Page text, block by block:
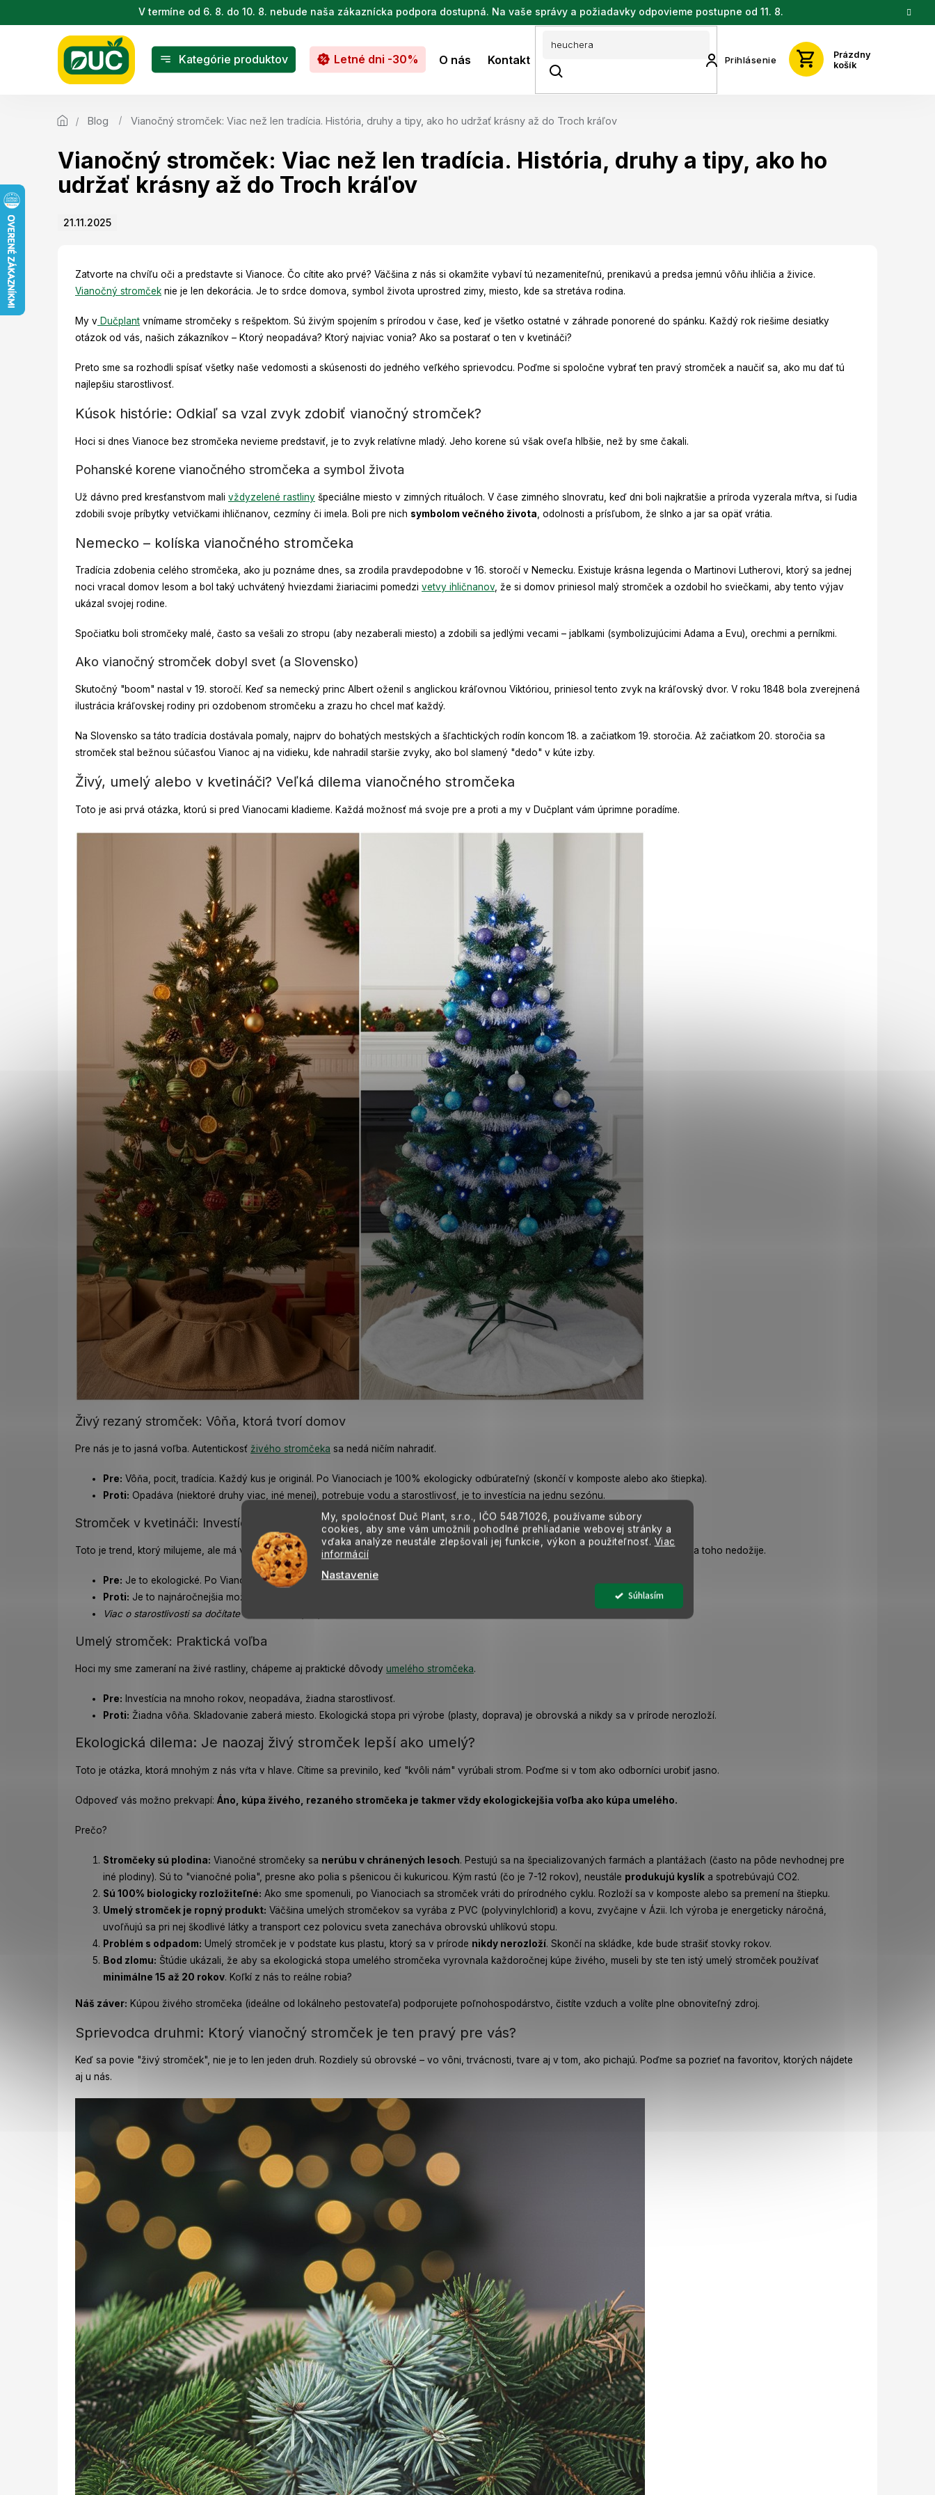
My, spoločnosť Duč Plant, s.r.o., IČO 54871026, používame súbory
cookies, aby sme vám umožnili pohodlné prehliadanie webovej stránky a
vďaka analýze neustále zlepšovali jej funkcie, výkon a použiteľnosť. Viac
informácií
Nastavenie
Súhlasím
na
V termíne od 6. 8. do 10. 8. nebude naša zákaznícka podpora dostupná. Na vaše správy a požiadavky odpovieme postupne od 11. 8.
Prihlásenie
Prázdny
košík
Kategórie produktov Letné dni -30% O nás Kontakt
Blog Vianočný stromček: Viac než len tradícia. História, druhy a tipy, ako ho udržať krásny až do Troch kráľov
Vianočný stromček: Viac než len tradícia. História, druhy a tipy, ako ho
udržať krásny až do Troch kráľov
21.11.2025
Zatvorte na chvíľu oči a predstavte si Vianoce. Čo cítite ako prvé? Väčšina z nás si okamžite vybaví tú nezameniteľnú, prenikavú a predsa jemnú vôňu ihličia a živice.
Vianočný stromček nie je len dekorácia. Je to srdce domova, symbol života uprostred zimy, miesto, kde sa stretáva rodina.
My v Dučplant vnímame stromčeky s rešpektom. Sú živým spojením s prírodou v čase, keď je všetko ostatné v záhrade ponorené do spánku. Každý rok riešime desiatky
otázok od vás, našich zákazníkov – Ktorý neopadáva? Ktorý najviac vonia? Ako sa postarať o ten v kvetináči?
Preto sme sa rozhodli spísať všetky naše vedomosti a skúsenosti do jedného veľkého sprievodcu. Poďme si spoločne vybrať ten pravý stromček a naučiť sa, ako mu dať tú
najlepšiu starostlivosť.
Kúsok histórie: Odkiaľ sa vzal zvyk zdobiť vianočný stromček?
Hoci si dnes Vianoce bez stromčeka nevieme predstaviť, je to zvyk relatívne mladý. Jeho korene sú však oveľa hlbšie, než by sme čakali.
Pohanské korene vianočného stromčeka a symbol života
Už dávno pred kresťanstvom mali vždyzelené rastliny špeciálne miesto v zimných rituáloch. V čase zimného slnovratu, keď dni boli najkratšie a príroda vyzerala mŕtva, si ľudia
zdobili svoje príbytky vetvičkami ihličnanov, cezmíny či imela. Boli pre nich symbolom večného života , odolnosti a prísľubom, že slnko a jar sa opäť vrátia.
Nemecko – kolíska vianočného stromčeka
Tradícia zdobenia celého stromčeka, ako ju poznáme dnes, sa zrodila pravdepodobne v 16. storočí v Nemecku. Existuje krásna legenda o Martinovi Lutherovi, ktorý sa jednej
noci vracal domov lesom a bol taký uchvátený hviezdami žiariacimi pomedzi vetvy ihličnanov, že si domov priniesol malý stromček a ozdobil ho sviečkami, aby tento výjav
ukázal svojej rodine.
Spočiatku boli stromčeky malé, často sa vešali zo stropu (aby nezaberali miesto) a zdobili sa jedlými vecami – jablkami (symbolizujúcimi Adama a Evu), orechmi a perníkmi.
Ako vianočný stromček dobyl svet (a Slovensko)
Skutočný "boom" nastal v 19. storočí. Keď sa nemecký princ Albert oženil s anglickou kráľovnou Viktóriou, priniesol tento zvyk na kráľovský dvor. V roku 1848 bola zverejnená
ilustrácia kráľovskej rodiny pri ozdobenom stromčeku a zrazu ho chcel mať každý.
Na Slovensko sa táto tradícia dostávala pomaly, najprv do bohatých mestských a šľachtických rodín koncom 18. a začiatkom 19. storočia. Až začiatkom 20. storočia sa
stromček stal bežnou súčasťou Vianoc aj na vidieku, kde nahradil staršie zvyky, ako bol slamený "dedo" v kúte izby.
Živý, umelý alebo v kvetináči? Veľká dilema vianočného stromčeka
Toto je asi prvá otázka, ktorú si pred Vianocami kladieme. Každá možnosť má svoje pre a proti a my v Dučplant vám úprimne poradíme.
Živý rezaný stromček: Vôňa, ktorá tvorí domov
Pre nás je to jasná voľba. Autentickosť živého stromčeka sa nedá ničím nahradiť.
Pre: Vôňa, pocit, tradícia. Každý kus je originál. Po Vianociach je 100% ekologicky odbúrateľný (skončí v komposte alebo ako štiepka).
Proti: Opadáva (niektoré druhy viac, iné menej), potrebuje vodu a starostlivosť, je to investícia na jednu sezónu.
Stromček v kvetináči: Investícia do budúcnosti (s pravidlami)
Toto je trend, ktorý milujeme, ale má veľa úskalí. Ľudia si kúpiastromček v kvetináči s vidinou, že ho na jar vysadia do záhrady, no často sa toho nedožije.
Pre: Je to ekologické. Po Vianociach máte novú rastlinu do záhrady.
Proti: Je to najnáročnejšia možnosť. Vyžaduje prísnu aklimatizáciu, nemôže byť dlho v teple a je s ním fyzicky ťažká manipulácia.
Viac o starostlivosti sa dočítate v samostatnej kapitole nižšie!
Umelý stromček: Praktická voľba
Hoci my sme zameraní na živé rastliny, chápeme aj praktické dôvody umelého stromčeka.
Pre: Investícia na mnoho rokov, neopadáva, žiadna starostlivosť.
Proti: Žiadna vôňa. Skladovanie zaberá miesto. Ekologická stopa pri výrobe (plasty, doprava) je obrovská a nikdy sa v prírode nerozloží.
Ekologická dilema: Je naozaj živý stromček lepší ako umelý?
Toto je otázka, ktorá mnohým z nás vŕta v hlave. Cítime sa previnilo, keď "kvôli nám" vyrúbali strom. Poďme si v tom ako odborníci urobiť jasno.
Odpoveď vás možno prekvapí: Áno, kúpa živého, rezaného stromčeka je takmer vždy ekologickejšia voľba ako kúpa umelého.
Prečo?
Stromčeky sú plodina: Vianočné stromčeky sa nerúbu v chránených lesoch. Pestujú sa na špecializovaných farmách a plantážach (často na pôde nevhodnej pre
iné plodiny). Sú to "vianočné polia", presne ako polia s pšenicou či kukuricou. Kým rastú (čo je 7-12 rokov), neustále produkujú kyslík a spotrebúvajú CO2.
Sú 100% biologicky rozložiteľné: Ako sme spomenuli, po Vianociach sa stromček vráti do prírodného cyklu. Rozloží sa v komposte alebo sa premení na štiepku.
Umelý stromček je ropný produkt: Väčšina umelých stromčekov sa vyrába z PVC (polyvinylchlorid) a kovu, zvyčajne v Ázii. Ich výroba je energeticky náročná,
uvoľňujú sa pri nej škodlivé látky a transport cez polovicu sveta zanecháva obrovskú uhlíkovú stopu.
Problém s odpadom: Umelý stromček je v podstate kus plastu, ktorý sa v prírode nikdy nerozloží. Skončí na skládke, kde bude strašiť stovky rokov.
Bod zlomu: Štúdie ukázali, že aby sa ekologická stopa umelého stromčeka vyrovnala každoročnej kúpe živého, museli by ste ten istý umelý stromček používať
minimálne 15 až 20 rokov. Koľkí z nás to reálne robia?
Náš záver: Kúpou živého stromčeka (ideálne od lokálneho pestovateľa) podporujete poľnohospodárstvo, čistíte vzduch a volíte plne obnoviteľný zdroj.
Sprievodca druhmi: Ktorý vianočný stromček je ten pravý pre vás?
Keď sa povie "živý stromček", nie je to len jeden druh. Rozdiely sú obrovské – vo vôni, trvácnosti, tvare aj v tom, ako pichajú. Poďme sa pozrieť na favoritov, ktorých nájdete
aj u nás.